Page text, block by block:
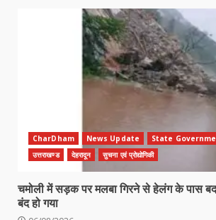
CharDham News Update State
उत्तराखण्ड
देहरादून सुचना एवं प्रोद्योगिकी
चमोली में सड़क पर मलबा गिरने से हेलंग के पास
बंद हो गया